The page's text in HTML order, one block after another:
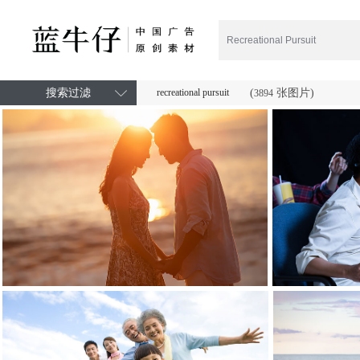
搜索过滤 recreational pursuit (3894 张图片)